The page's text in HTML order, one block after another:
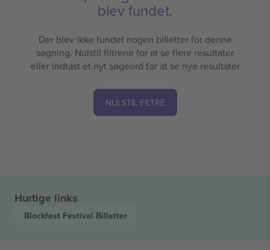
blev fundet.
Der blev ikke fundet nogen billetter for denne
søgning. Nulstil filtrene for at se flere resultater
eller indtast et nyt søgeord for at se nye resultater
NULSTIL FILTRE
Hurtige links
Blockfest Festival Billetter